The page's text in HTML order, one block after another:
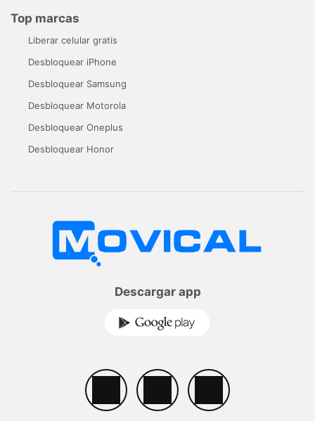
Top marcas
Liberar celular gratis
Desbloquear iPhone
Desbloquear Samsung
Desbloquear Motorola
Desbloquear Oneplus
Desbloquear Honor
Descargar app